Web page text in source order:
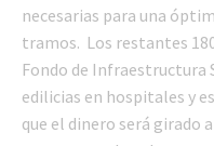
necesarias para una
tramos. Los restantes
Fondo de Infraestructura
edilicias en hospitales y
que el dinero será girado